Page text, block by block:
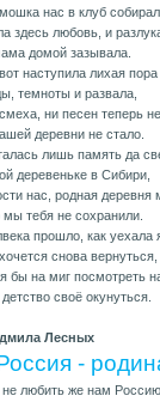
нас в клуб
здесь любовь, и
домой зазывала.
наступила лихая пора
темноты и развала,
ни песен теперь
деревни не стало.
лишь память да
деревеньке в Сибири,
нас, родная деревня
мы тебя не сохранили.
прошло, как уехала
снова вернуться,
бы на миг посмотреть
своё окунуться.
Лесных
-
не любить же нам